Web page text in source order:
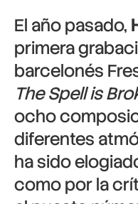
El año pasado,
primera
barcelonés
The Spell is
ocho
diferentes
ha sido
como por la